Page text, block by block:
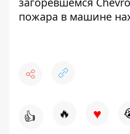
пожара в машине
👍 🔥 ♥